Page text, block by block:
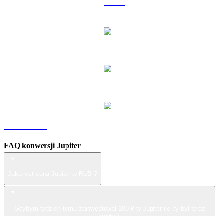
FAQ konwersji Jupiter